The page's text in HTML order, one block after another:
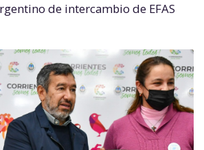
de intercambio de EFAS